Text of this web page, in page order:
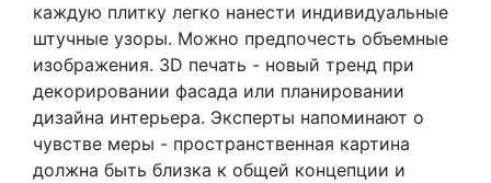
каждую плитку легко нанести индивидуальные
штучные узоры. Можно предпочесть объемные
изображения. 3D печать - новый тренд при
декорировании фасада или планировании
дизайна интерьера. Эксперты напоминают о
чувстве меры - пространственная картина
должна быть близка к общей концепции и